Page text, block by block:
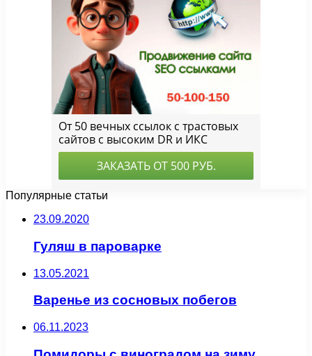
Популярные статьи
23.09.2020
Гуляш в пароварке
13.05.2021
Варенье из сосновых побегов
06.11.2023